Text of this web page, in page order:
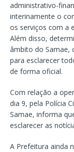
administrativo-
interinamente o
os serviços com a
Além disso,
âmbito do Samae,
para esclarecer
de forma oficial.
Com relação a
dia 9, pela Polícia
Samae, informa
esclarecer as
A Prefeitura ainda